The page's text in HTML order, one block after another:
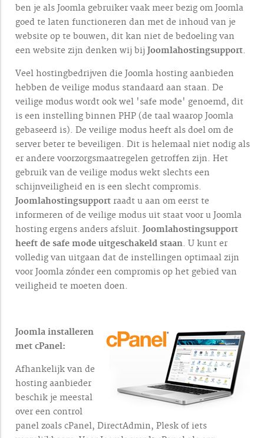
ben je als Joomla gebruiker vaak meer bezig om Joomla
goed te laten functioneren dan met de inhoud van je
website op te bouwen, dit kan niet de bedoeling van
een website zijn denken wij bij Joomlahostingsupport.
Veel hostingbedrijven die Joomla hosting aanbieden
hebben de veilige modus standaard aan staan. De
veilige modus wordt ook wel 'safe mode' genoemd, dit
is een instelling binnen PHP (de taal waarop Joomla
gebaseerd is). De veilige modus heeft als doel om de
server beter te beveiligen. Dit is helemaal niet nodig als
er andere voorzorgsmaatregelen getroffen zijn. Het
gebruik van de veilige modus wekt slechts een
schijnveiligheid en is een slecht compromis.
Joomlahostingsupport raadt u aan om eerst te
informeren of de veilige modus uit staat voor u Joomla
hosting ergens anders afsluit. Joomlahostingsupport
heeft de safe mode uitgeschakeld staan. U kunt er
volledig van uitgaan dat de instellingen optimaal zijn
voor Joomla zónder een compromis op het gebied van
veiligheid te moeten doen.
Joomla installeren
met cPanel:
Afhankelijk van de
hosting aanbieder
beschik je meestal
over een control
panel zoals cPanel, DirectAdmin, Plesk of iets